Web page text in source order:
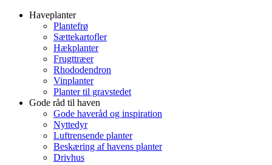
Haveplanter
Plantefrø
Sættekartofler
Hækplanter
Frugttræer
Rhododendron
Vinplanter
Planter til gravstedet
Gode råd til haven
Gode haveråd og inspiration
Nyttedyr
Luftrensende planter
Beskæring af havens planter
Drivhus